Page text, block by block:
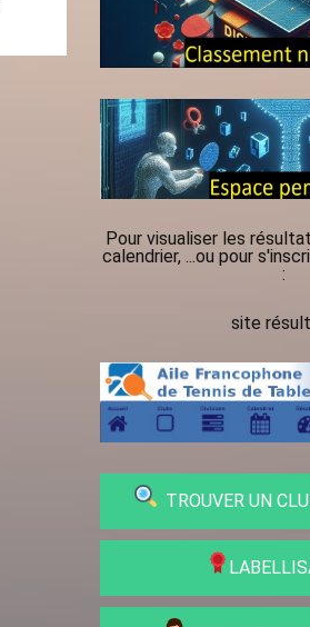
Pour visualiser les
calendrier, ...ou pour
:
site
TROUVER UN